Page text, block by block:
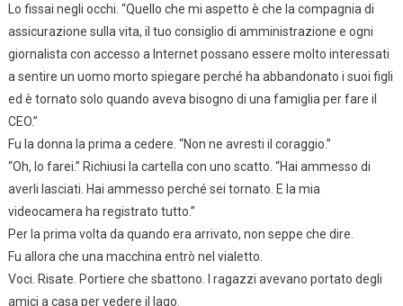
Lo fissai negli occhi. “Quello che mi aspetto è che la compagnia di
assicurazione sulla vita, il tuo consiglio di amministrazione e ogni
giornalista con accesso a Internet possano essere molto interessati
a sentire un uomo morto spiegare perché ha abbandonato i suoi figli
ed è tornato solo quando aveva bisogno di una famiglia per fare il
CEO.”
Fu la donna la prima a cedere. “Non ne avresti il coraggio.”
“Oh, lo farei.” Richiusi la cartella con uno scatto. “Hai ammesso di
averli lasciati. Hai ammesso perché sei tornato. E la mia
videocamera ha registrato tutto.”
Per la prima volta da quando era arrivato, non seppe che dire.
Fu allora che una macchina entrò nel vialetto.
Voci. Risate. Portiere che sbattono. I ragazzi avevano portato degli
amici a casa per vedere il lago.